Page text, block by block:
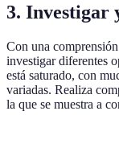
3. Investigar
Con una
investigar diferentes
está saturado, con
variadas. Realiza
la que se muestra a